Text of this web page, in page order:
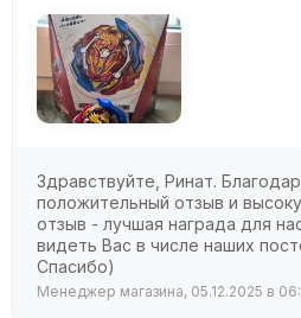
Здравствуйте, Ринат.
положительный отзыв и
отзыв - лучшая награда для
видеть Вас в числе наших
Спасибо)
Менеджер магазина, 05.12.2025 в